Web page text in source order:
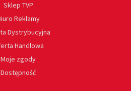
Sklep TVP
Reklamy
Dystrybucyjna
Handlowa
Moje zgody
Dostępność